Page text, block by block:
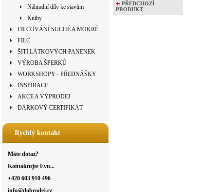
Náhradní díly ke stavům
Knihy
FILCOVÁNÍ SUCHÉ A MOKRÉ
FILC
ŠITÍ LÁTKOVÝCH PANENEK
VÝROBA ŠPERKŮ
WORKSHOPY - PŘEDNÁŠKY
INSPIRACE
AKCE A VÝPRODEJ
DÁRKOVÝ CERTIFIKÁT
Rychlý kontakt
Máte dotaz?
Kontaktujte Evu...
+420 603 910 496
info@dobrodej.cz
PŘEDCHOZÍ
PRODUKT